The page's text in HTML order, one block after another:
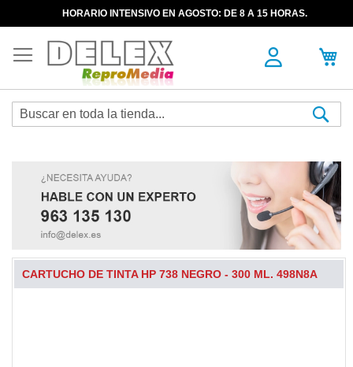
HORARIO INTENSIVO EN AGOSTO: DE 8 A 15 HORAS.
CARTUCHO DE TINTA HP 738 NEGRO - 300 ML. 498N8A